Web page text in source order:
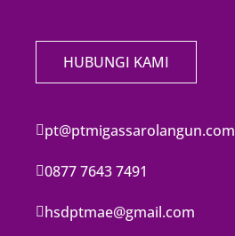
HUBUNGI KAMI
pt@ptmigassarolangun.com
0877 7643 7491
hsdptmae@gmail.com